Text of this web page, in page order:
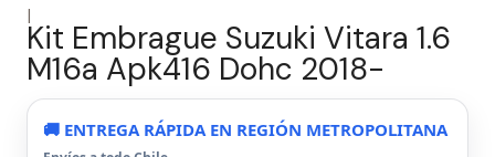
|
Kit Embrague Suzuki Vitara 1.6
M16a Apk416 Dohc 2018-
🚚 ENTREGA RÁPIDA EN REGIÓN METROPOLITANA